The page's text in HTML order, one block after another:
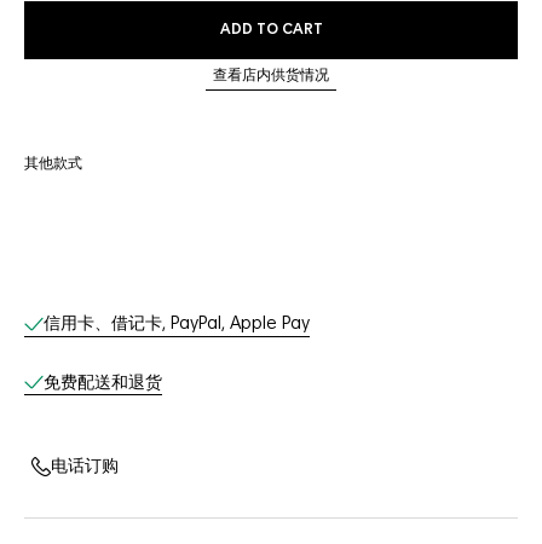
ADD TO CART
查看店内供货情况
其他款式
线上服务
信用卡、借记卡, PayPal, Apple Pay
免费配送和退货
电话订购